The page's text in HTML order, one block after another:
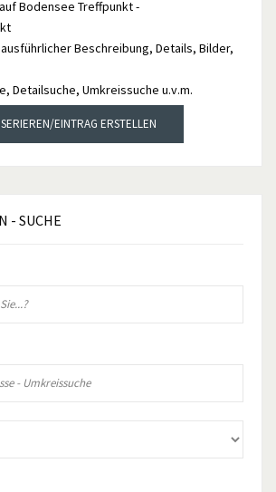
Bodensee Treffpunkt -
Beschreibung, Details, Bilder,
Detailsuche, Umkreissuche u.v.m.
EINTRAG ERSTELLEN
- SUCHE